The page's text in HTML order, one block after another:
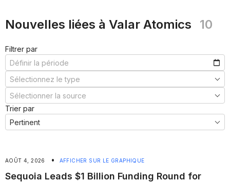
Nouvelles liées à Valar Atomics 10
Filtrer par
Trier par
AOÛT 4, 2026 • AFFICHER SUR LE GRAPHIQUE
Sequoia Leads $1 Billion Funding Round for